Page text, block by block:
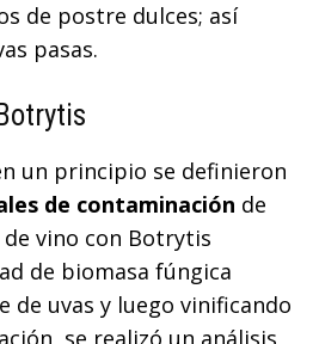
de postre dulces; así
pasas.
un principio se definieron
de contaminación de
vino con Botrytis
de biomasa fúngica
de uvas y luego vinificando